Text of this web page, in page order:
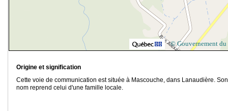
© Gouvernement du
Origine et signification
Cette voie de communication est située à Mascouche, dans Lanaudière. Son
nom reprend celui d'une famille locale.